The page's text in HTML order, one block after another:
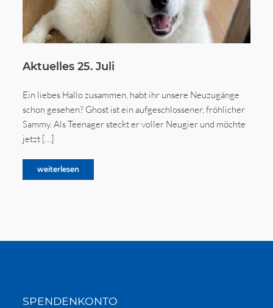
Aktuelles 25. Juli
Ein liebes Hallo zusammen, habt ihr unsere Neuzugänge
schon gesehen? Ghost ist ein aufgeschlossener, fröhlicher
Sammy. Als Teenager steckt er voller Neugier und möchte
jetzt […]
weiterlesen
SPENDENKONTO